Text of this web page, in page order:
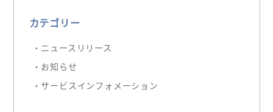
カテゴリー
・ニュースリリース
・お知らせ
・サービスインフォメーション